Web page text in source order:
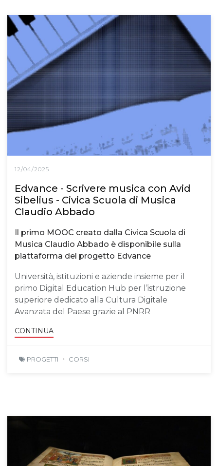
12/04/2025
Edvance - Scrivere musica con Avid
Sibelius - Civica Scuola di Musica
Claudio Abbado
Il primo MOOC creato dalla Civica Scuola di
Musica Claudio Abbado è disponibile sulla
piattaforma del progetto Edvance
Università, istituzioni e aziende insieme per il
primo Digital Education Hub per l’istruzione
superiore dedicato alla Cultura Digitale
Avanzata del Paese grazie al PNRR
CONTINUA
PROGETTI CORSI